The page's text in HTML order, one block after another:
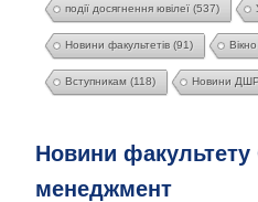
події досягнення ювілеї (537)
Новини факультетів (91) Вікно
Вступникам (118) Новини
Новини факультету
менеджмент